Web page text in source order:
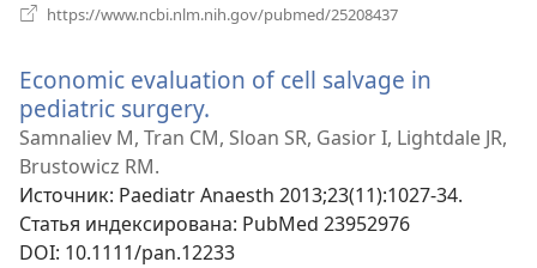
https://www.ncbi.nlm.nih.gov/pubmed/25208437
окне)
Economic evaluation of cell salvage in
pediatric surgery.
в
окне)
Samnaliev M, Tran CM, Sloan SR, Gasior I, Lightdale JR,
Brustowicz RM.
Источник‎: Paediatr Anaesth 2013;23(11):1027-34.
Статья индексирована‎: PubMed 23952976
DOI‎: 10.1111/pan.12233